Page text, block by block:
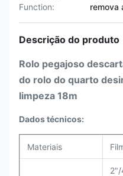
Function:
remova
Descrição do produto
Rolo pegajoso
do rolo do quarto
limpeza 18m
Dados técnicos:
Materiais